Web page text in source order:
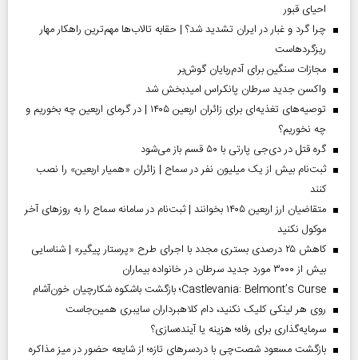
احیای قبور
چرا گرد و غبار در ایران تشدید شد؟ | حقابه تالاب‌ها مهم‌ترین راهکار مهار
ریزگردهاست
مجازات سنگین برای آدم‌ربایان گوش‌بر
واکسن جدید سرطان پانکراس امیدبخش شد
توصیه‌های تغذیه‌ای برای زائران اربعین ۱۴۰۵ | در گرمای اربعین چه بخوریم و
چه نخوریم؟
گره قتل در دی‌جی پارتی با ۵۰ قسم باز می‌شود
ثبت‌نام بیش از یک میلیون نفر در سماح | زائران «همیار اربعین» را نصب
کنند
متقاضیان ارز اربعین ۱۴۰۵ بخوانند | ثبت‌نام در سامانه سماح را به روز‌های آخر
موکول نکنید
کاهش ۲۵ درصدی بستری مجدد با اجرای طرح «پرستار پیگیر» | شناسایی
بیش از ۳۰۰۰ مورد جدید سرطان در خانواده بیماران
Castlevania: Belmont’s Curse؛ بازگشت باشکوه شکارچیان خون‌آشام
روی هر لینکی کلیک نکنید، دام کلاهبرداران سایبری همین‌جاست
سرمایه‌گذاری برای رفاه؛ هزینه یا آینده‌سازی؟
بازگشت مسعود شصت‌چی با دردسر‌های تازه؛ از شایعه حضور در میز مذاکره